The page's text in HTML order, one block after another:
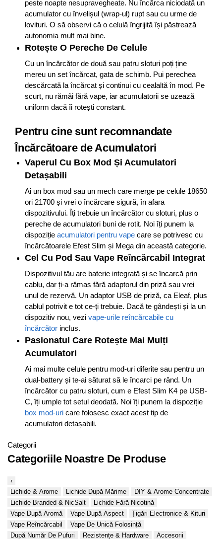
peste noapte nesupravegheate. Nu încărca niciodată un
acumulator cu învelișul (wrap-ul) rupt sau cu urme de
lovituri. O să observi că o celulă îngrijită își păstrează
autonomia mult mai bine.
Rotește O Pereche De Celule
Cu un încărcător de două sau patru sloturi poți ține
mereu un set încărcat, gata de schimb. Pui perechea
descărcată la încărcat și continui cu cealaltă în mod. Pe
scurt, nu rămâi fără vape, iar acumulatorii se uzează
uniform dacă îi rotești constant.
Pentru cine sunt recomnandate
Încărcătoare de Acumulatori
Vaperul Cu Box Mod Și Acumulatori
Detașabili
Ai un box mod sau un mech care merge pe celule 18650
ori 21700 și vrei o încărcare sigură, în afara
dispozitivului. Îți trebuie un încărcător cu sloturi, plus o
pereche de acumulatori buni de rotit. Noi îți punem la
dispoziție acumulatori pentru vape care se potrivesc cu
încărcătoarele Efest Slim și Mega din această categorie.
Cel Cu Pod Sau Vape Reîncărcabil Integrat
Dispozitivul tău are baterie integrată și se încarcă prin
cablu, dar ți-a rămas fără adaptorul din priză sau vrei
unul de rezervă. Un adaptor USB de priză, ca Eleaf, plus
cablul potrivit e tot ce-ți trebuie. Dacă te gândești și la un
dispozitiv nou, vezi vape-urile reîncărcabile cu
încărcător inclus.
Pasionatul Care Rotește Mai Mulți
Acumulatori
Ai mai multe celule pentru mod-uri diferite sau pentru un
dual-battery și te-ai săturat să le încarci pe rând. Un
încărcător cu patru sloturi, cum e Efest Slim K4 pe USB-
C, îți umple tot setul deodată. Noi îți punem la dispoziție
box mod-uri care folosesc exact acest tip de
acumulatori detașabili.
Categorii
Categoriile Noastre De Produse
‹
Lichide & Arome
Lichide După Mărime
DIY & Arome Concentrate
Lichide Branded & NicSalt
Lichide Fără Nicotină
Vape După Aromă
Vape După Aspect
Țigări Electronice & Kituri
Vape Reîncărcabil
Vape De Unică Folosință
După Număr De Pufuri
Rezistențe & Hardware
Accesorii